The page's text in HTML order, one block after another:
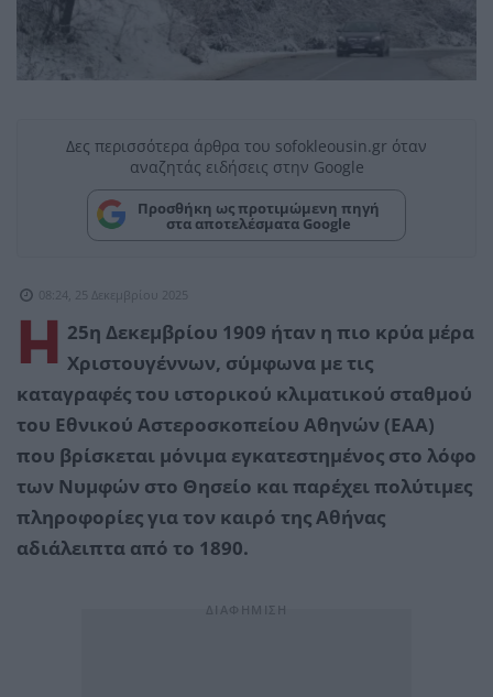
Δες περισσότερα άρθρα του sofokleousin.gr όταν
αναζητάς ειδήσεις στην Google
Προσθήκη ως προτιμώμενη πηγή
στα αποτελέσματα Google
08:24, 25 Δεκεμβρίου 2025
Η
25η Δεκεμβρίου 1909 ήταν η πιο κρύα μέρα
Χριστουγέννων, σύμφωνα με τις
καταγραφές του ιστορικού κλιματικού σταθμού
του Εθνικού Αστεροσκοπείου Αθηνών (ΕΑΑ)
που βρίσκεται μόνιμα εγκατεστημένος στο λόφο
των Νυμφών στο Θησείο και παρέχει πολύτιμες
πληροφορίες για τον καιρό της Αθήνας
αδιάλειπτα από το 1890.